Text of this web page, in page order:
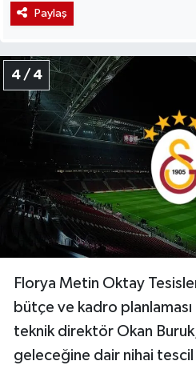
Paylaş
4 / 4
Florya Metin Oktay
bütçe ve kadro planlaması
teknik direktör Okan Buruk,
geleceğine dair nihai